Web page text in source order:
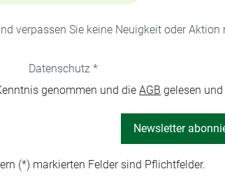
verpassen Sie keine Neuigkeit oder Aktion
Datenschutz *
genommen und die AGB gelesen
Newsletter
(*) markierten Felder sind Pflichtfelder.